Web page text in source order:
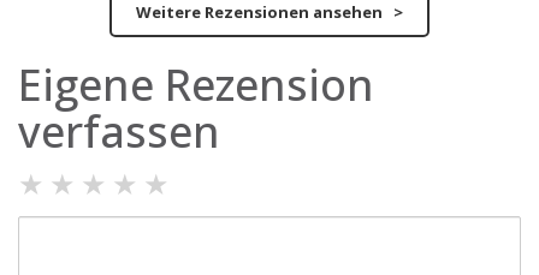
Weitere Rezensionen ansehen >
Eigene Rezension
verfassen
★ ★ ★ ★ ★